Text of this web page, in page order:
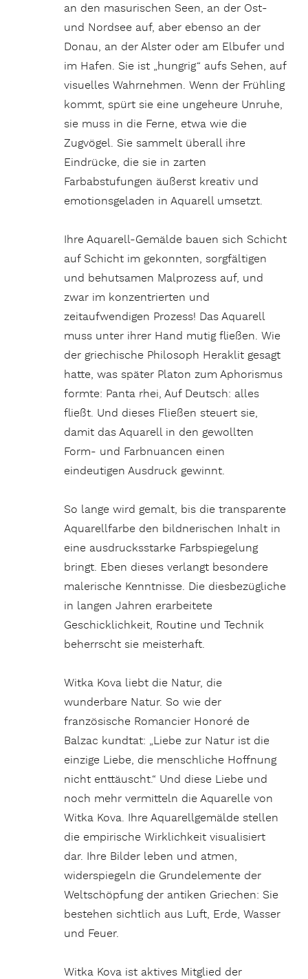
an den masurischen Seen, an der Ost-
und Nordsee auf, aber ebenso an der
Donau, an der Alster oder am Elbufer und
im Hafen. Sie ist „hungrig“ aufs Sehen, auf
visuelles Wahrnehmen. Wenn der Frühling
kommt, spürt sie eine ungeheure Unruhe,
sie muss in die Ferne, etwa wie die
Zugvögel. Sie sammelt überall ihre
Eindrücke, die sie in zarten
Farbabstufungen äußerst kreativ und
emotionsgeladen in Aquarell umsetzt.
Ihre Aquarell-Gemälde bauen sich Schicht
auf Schicht im gekonnten, sorgfältigen
und behutsamen Malprozess auf, und
zwar im konzentrierten und
zeitaufwendigen Prozess! Das Aquarell
muss unter ihrer Hand mutig fließen. Wie
der griechische Philosoph Heraklit gesagt
hatte, was später Platon zum Aphorismus
formte: Panta rhei, Auf Deutsch: alles
fließt. Und dieses Fließen steuert sie,
damit das Aquarell in den gewollten
Form- und Farbnuancen einen
eindeutigen Ausdruck gewinnt.
So lange wird gemalt, bis die transparente
Aquarellfarbe den bildnerischen Inhalt in
eine ausdrucksstarke Farbspiegelung
bringt. Eben dieses verlangt besondere
malerische Kenntnisse. Die diesbezügliche
in langen Jahren erarbeitete
Geschicklichkeit, Routine und Technik
beherrscht sie meisterhaft.
Witka Kova liebt die Natur, die
wunderbare Natur. So wie der
französische Romancier Honoré de
Balzac kundtat: „Liebe zur Natur ist die
einzige Liebe, die menschliche Hoffnung
nicht enttäuscht.“ Und diese Liebe und
noch mehr vermitteln die Aquarelle von
Witka Kova. Ihre Aquarellgemälde stellen
die empirische Wirklichkeit visualisiert
dar. Ihre Bilder leben und atmen,
widerspiegeln die Grundelemente der
Weltschöpfung der antiken Griechen: Sie
bestehen sichtlich aus Luft, Erde, Wasser
und Feuer.
Witka Kova ist aktives Mitglied der